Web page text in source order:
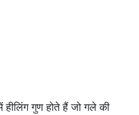
गुण होते हैं जो गले की